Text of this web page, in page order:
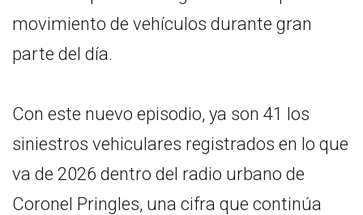
movimiento de vehículos durante gran
parte del día.
Con este nuevo episodio, ya son 41 los
siniestros vehiculares registrados en lo que
va de 2026 dentro del radio urbano de
Coronel Pringles, una cifra que continúa